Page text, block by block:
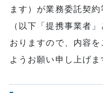
ます）が業務委託契
（以下「提携事業者
おりますので、内容
ようお願い申し上げま